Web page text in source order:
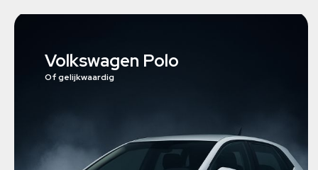
Volkswagen Polo
Of gelijkwaardig